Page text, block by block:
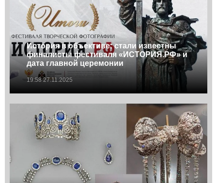
История в объективе: cтали известны
финалисты фестиваля «ИСТОРИЯ.РФ» и
дата главной церемонии
19:58 27.11.2025